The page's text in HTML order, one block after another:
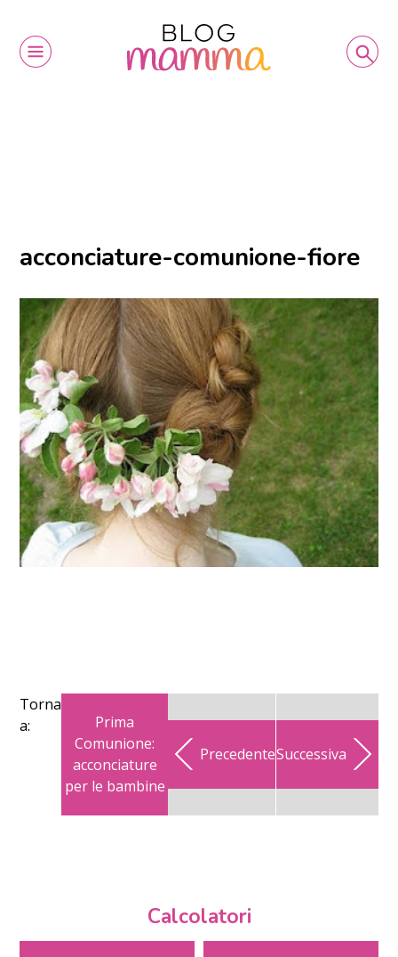
acconciature-comunione-fiore
Torna
a:
Prima
Comunione:
acconciature
per le bambine
PrecedenteSuccessiva
Calcolatori